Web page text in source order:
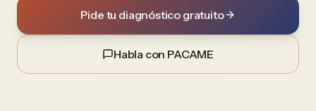
Pide tu diagnóstico gratuito
Habla con PACAME